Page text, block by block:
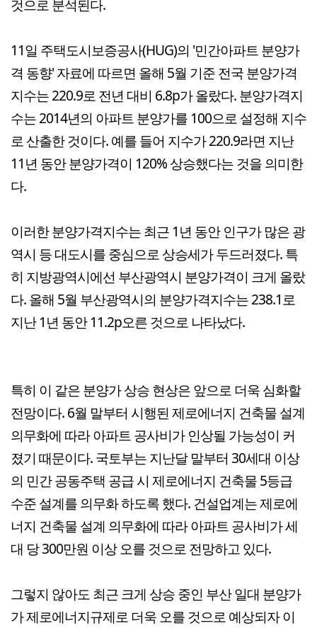
것으로 분석된다.
11일 주택도시보증공사(HUG)의 '민간아파트 분양가
격 동향' 자료에 따르면 올해 5월 기준 전국 분양가격
지수는 220.9로 전년 대비 6.8p가 올랐다. 분양가격지
수는 2014년의 아파트 분양가를 100으로 설정해 지수
로 산출한 것이다. 예를 들어 지수가 220.9라면 지난
11년 동안 분양가격이 120% 상승했다는 것을 의미한
다.
이러한 분양가격지수는 최근 1년 동안 인구가 많은 광
역시 등 대도시를 중심으로 상승세가 두드러졌다. 특
히 지방광역시에선 부산광역시 분양가격이 크게 올랐
다. 올해 5월 부산광역시의 분양가격지수는 238.1로
지난 1년 동안 11.2p오른 것으로 나타났다.
특히 이 같은 분양가 상승 현상은 앞으로 더욱 심화할
전망이다. 6월 말부터 시행된 제로에너지 건축물 설계
의무화에 따라 아파트 공사비가 인상될 가능성이 커
졌기 때문이다. 국토부는 지난달 말부터 30세대 이상
의 민간 공동주택 공급 시 제로에너지 건축물 5등급
수준 설계를 의무화 하도록 했다. 건설업계는 제로에
너지 건축물 설계 의무화에 따라 아파트 공사비가 세
대 당 300만원 이상 오를 것으로 전망하고 있다.
그렇지 않아도 최근 크게 상승 중인 부산 일대 분양가
가 제로에너지규제로 더욱 오를 것으로 예상되자 이